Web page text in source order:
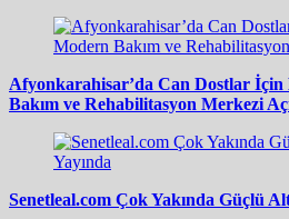
Afyonkarahisar’da Can Dostlar İçin
Bakım ve Rehabilitasyon Merkezi
Senetleal.com Çok Yakında Güçlü